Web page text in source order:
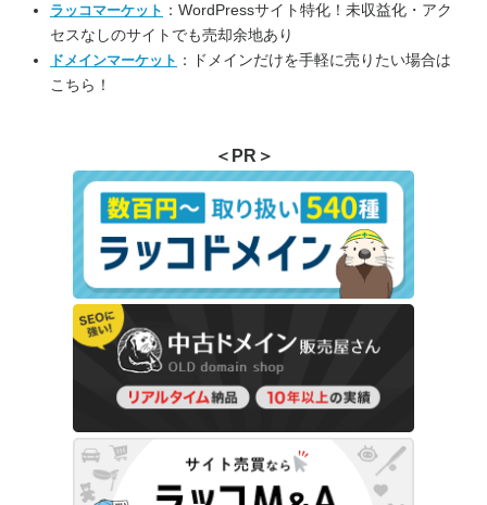
ラッコマーケット ：WordPressサイト特化！未収益化・アク
セスなしのサイトでも売却余地あり
ドメインマーケット ：ドメインだけを手軽に売りたい場合は
こちら！
＜PR＞